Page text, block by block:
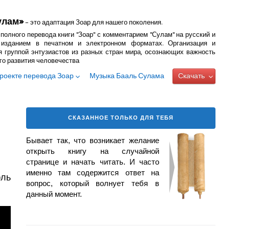
– это адаптация Зоар для нашего поколения.
перевода книги "Зоар" с комментарием "Сулам" на русский и
в печатном и электронном форматах. Организация и
энтузиастов из разных стран мира, осознающих важность
развития человечества
перевода Зоар Музыка Бааль Сулама Скачать
СКАЗАННОЕ ТОЛЬКО ДЛЯ ТЕБЯ
Бывает так, что возникает желание
открыть книгу на случайной
странице и начать читать. И часто
именно там содержится ответ на
вопрос, который волнует тебя в
данный момент.